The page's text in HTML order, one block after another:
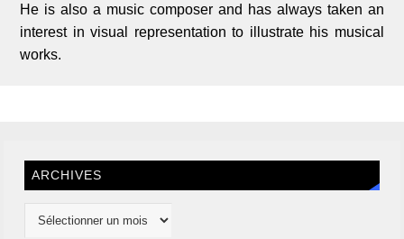
He is also a music composer and has always taken an
interest in visual representation to illustrate his musical
works.
ARCHIVES